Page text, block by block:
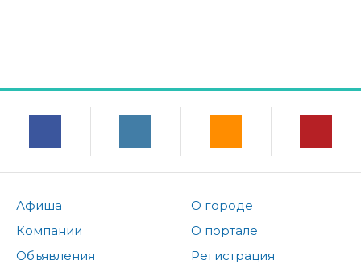
Афиша
Компании
Объявления
О городе
О портале
Регистрация